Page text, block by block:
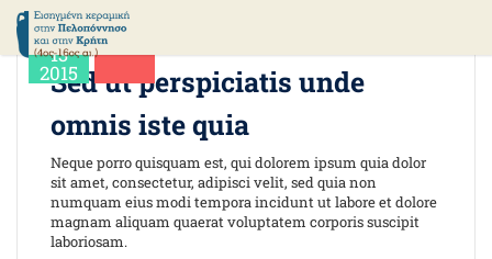
Ιούλ
13
2015
Sed ut perspiciatis unde
omnis iste quia
Neque porro quisquam est, qui dolorem ipsum quia dolor
sit amet, consectetur, adipisci velit, sed quia non
numquam eius modi tempora incidunt ut labore et dolore
magnam aliquam quaerat voluptatem corporis suscipit
laboriosam.